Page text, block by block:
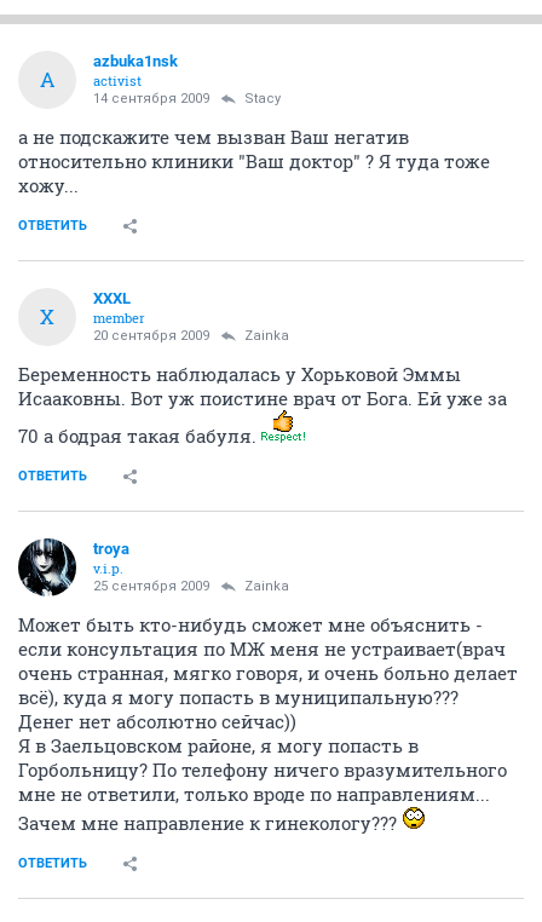
A
azbuka1nsk
activist
14 сентября 2009 Stacy
а не подскажите чем вызван Ваш негатив
относительно клиники "Ваш доктор" ? Я туда тоже
хожу...
ОТВЕТИТЬ
X
XXXL
member
20 сентября 2009 Zainka
Беременность наблюдалась у Хорьковой Эммы
Исааковны. Вот уж поистине врач от Бога. Ей уже за
70 а бодрая такая бабуля.
ОТВЕТИТЬ
troya
v.i.p.
25 сентября 2009 Zainka
Может быть кто-нибудь сможет мне объяснить -
если консультация по МЖ меня не устраивает(врач
очень странная, мягко говоря, и очень больно делает
всё), куда я могу попасть в муниципальную???
Денег нет абсолютно сейчас))
Я в Заельцовском районе, я могу попасть в
Горбольницу? По телефону ничего вразумительного
мне не ответили, только вроде по направлениям...
Зачем мне направление к гинекологу???
ОТВЕТИТЬ